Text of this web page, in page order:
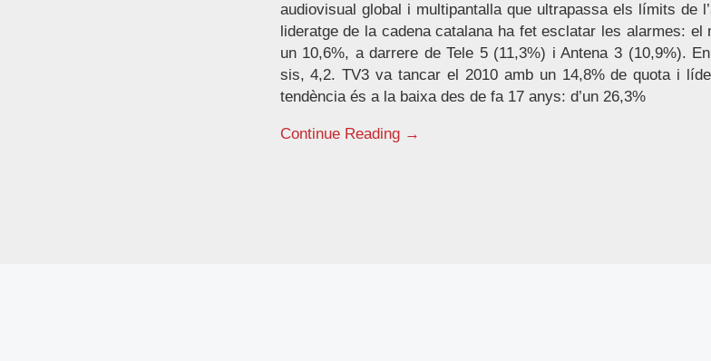
audiovisual global i multipantalla que ultrapassa els límits de
lideratge de la cadena catalana ha fet esclatar les alarmes:
un 10,6%, a darrere de Tele 5 (11,3%) i Antena 3 (10,9%).
sis, 4,2. TV3 va tancar el 2010 amb un 14,8% de quota i
tendència és a la baixa des de fa 17 anys: d’un 26,3%
Continue Reading →